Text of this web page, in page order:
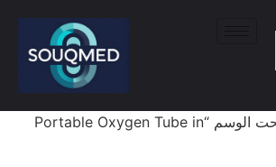
/ منتجات تحت الوسم “Portable Oxygen Tube in